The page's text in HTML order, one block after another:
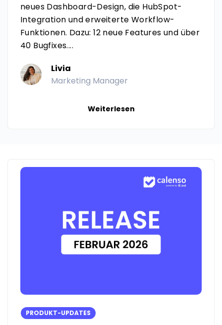
neues Dashboard-Design, die HubSpot-
Integration und erweiterte Workflow-
Funktionen. Dazu: 12 neue Features und über
40 Bugfixes....
Livia
Marketing Manager
Weiterlesen
PRODUKT-UPDATES